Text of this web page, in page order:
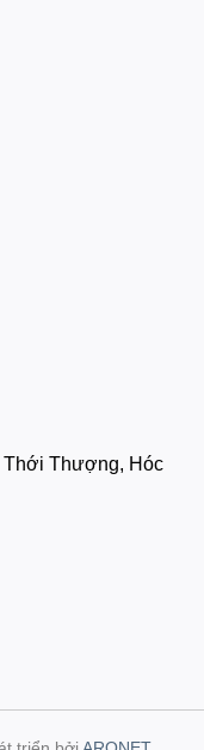
Thới Thượng, Hóc